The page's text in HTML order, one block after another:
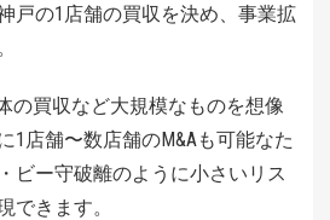
戸の1店舗の買収を決め、事業拡
の買収など大規模なものを想像
1店舗〜数店舗のM&Aも可能なた
ビー守破離のように小さいリス
できます。